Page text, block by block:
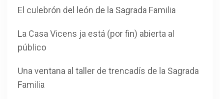
El culebrón del león de la Sagrada Familia
La Casa Vicens ja está (por fin) abierta al
público
Una ventana al taller de trencadís de la Sagrada
Familia